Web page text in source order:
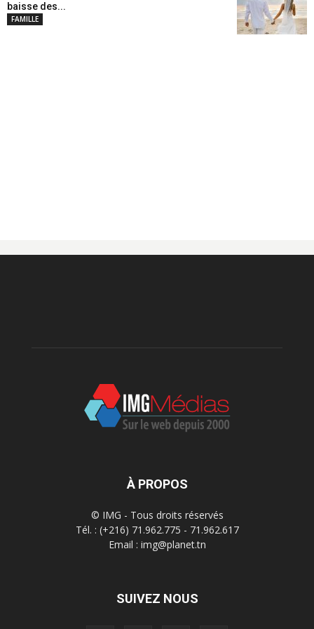
baisse des...
FAMILLE
À PROPOS
© IMG - Tous droits réservés
Tél. : (+216) 71.962.775 - 71.962.617
Email : img@planet.tn
SUIVEZ NOUS